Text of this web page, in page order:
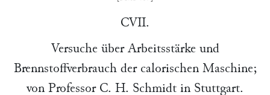
CVII.
Versuche über Arbeitsstärke und
Brennstoffverbrauch der calorischen Maschine;
von Professor C. H. Schmidt in Stuttgart.